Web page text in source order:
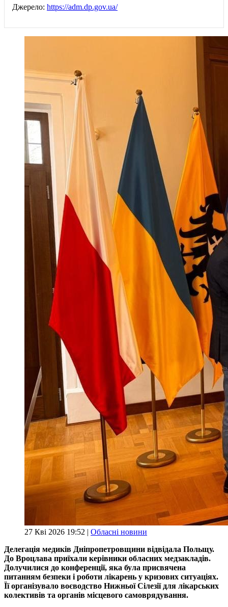
Джерело: https://adm.dp.gov.ua/
27 Кві 2026 19:52 | Обласні новини
Делегація медиків Дніпропетровщини відвідала Польщу.
До Вроцлава приїхали керівники обласних медзакладів.
Долучилися до конференції, яка була присвячена
питанням безпеки і роботи лікарень у кризових ситуаціях.
Її організувало воєводство Нижньої Сілезії для лікарських
колективів та органів місцевого самоврядування.